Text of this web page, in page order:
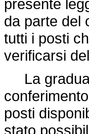
presente
da parte del
tutti i posti
verificarsi
La
posti
stato